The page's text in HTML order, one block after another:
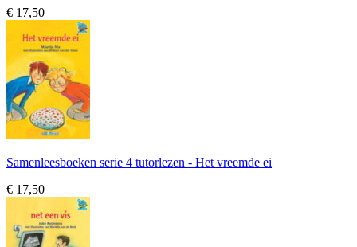
€ 17,50
Samenleesboeken serie 4 tutorlezen - Het vreemde ei
€ 17,50